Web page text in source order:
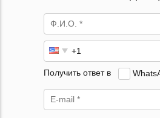
Получить ответ в